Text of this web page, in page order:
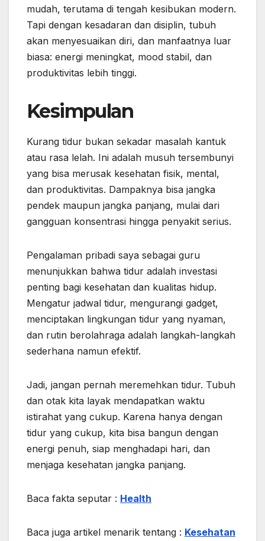
mudah, terutama di tengah kesibukan modern.
Tapi dengan kesadaran dan disiplin, tubuh
akan menyesuaikan diri, dan manfaatnya luar
biasa: energi meningkat, mood stabil, dan
produktivitas lebih tinggi.
Kesimpulan
Kurang tidur bukan sekadar masalah kantuk
atau rasa lelah. Ini adalah musuh tersembunyi
yang bisa merusak kesehatan fisik, mental,
dan produktivitas. Dampaknya bisa jangka
pendek maupun jangka panjang, mulai dari
gangguan konsentrasi hingga penyakit serius.
Pengalaman pribadi saya sebagai guru
menunjukkan bahwa tidur adalah investasi
penting bagi kesehatan dan kualitas hidup.
Mengatur jadwal tidur, mengurangi gadget,
menciptakan lingkungan tidur yang nyaman,
dan rutin berolahraga adalah langkah-langkah
sederhana namun efektif.
Jadi, jangan pernah meremehkan tidur. Tubuh
dan otak kita layak mendapatkan waktu
istirahat yang cukup. Karena hanya dengan
tidur yang cukup, kita bisa bangun dengan
energi penuh, siap menghadapi hari, dan
menjaga kesehatan jangka panjang.
Baca fakta seputar : Health
Baca juga artikel menarik tentang : Kesehatan